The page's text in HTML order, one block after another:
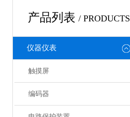
产品列表 / PRODUCTS
仪器仪表
触摸屏
编码器